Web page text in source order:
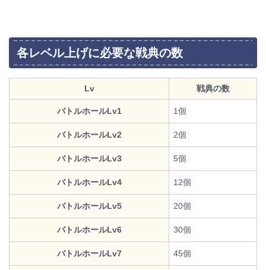
各レベル上げに必要な戦典の数
Lv 戦典の数
バトルホールLv1 1個
バトルホールLv2 2個
バトルホールLv3 5個
バトルホールLv4 12個
バトルホールLv5 20個
バトルホールLv6 30個
バトルホールLv7 45個